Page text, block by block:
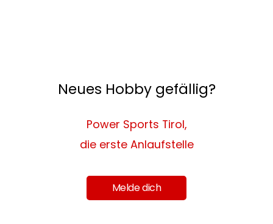
Neues Hobby gefällig?
Power Sports Tirol,
die erste Anlaufstelle
Melde dich